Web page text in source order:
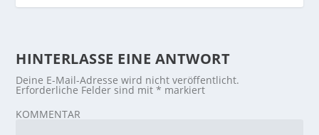
HINTERLASSE EINE ANTWORT
Deine E-Mail-Adresse wird nicht veröffentlicht.
Erforderliche Felder sind mit* markiert
KOMMENTAR